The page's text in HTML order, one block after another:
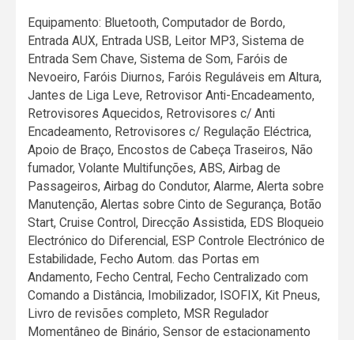
Equipamento: Bluetooth, Computador de Bordo,
Entrada AUX, Entrada USB, Leitor MP3, Sistema de
Entrada Sem Chave, Sistema de Som, Faróis de
Nevoeiro, Faróis Diurnos, Faróis Reguláveis em Altura,
Jantes de Liga Leve, Retrovisor Anti-Encadeamento,
Retrovisores Aquecidos, Retrovisores c/ Anti
Encadeamento, Retrovisores c/ Regulação Eléctrica,
Apoio de Braço, Encostos de Cabeça Traseiros, Não
fumador, Volante Multifunções, ABS, Airbag de
Passageiros, Airbag do Condutor, Alarme, Alerta sobre
Manutenção, Alertas sobre Cinto de Segurança, Botão
Start, Cruise Control, Direcção Assistida, EDS Bloqueio
Electrónico do Diferencial, ESP Controle Electrónico de
Estabilidade, Fecho Autom. das Portas em
Andamento, Fecho Central, Fecho Centralizado com
Comando a Distância, Imobilizador, ISOFIX, Kit Pneus,
Livro de revisões completo, MSR Regulador
Momentâneo de Binário, Sensor de estacionamento